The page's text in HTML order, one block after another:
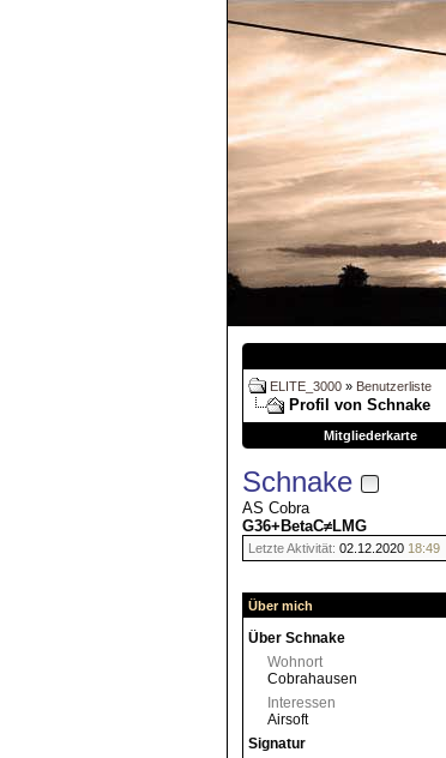
ELITE_3000 » Benutzerliste
Profil von Schnake
Mitgliederkarte
Schnake
AS Cobra
G36+BetaC≠LMG
Letzte Aktivität: 02.12.2020 18:49
Über mich
Über Schnake
Wohnort
Cobrahausen
Interessen
Airsoft
Signatur